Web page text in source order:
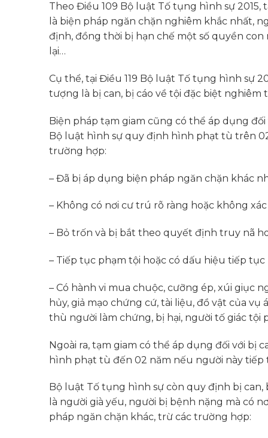
Theo Điều 109 Bộ luật Tố tụng hình sự
là biện pháp ngăn chặn nghiêm khắc nhất,
định, đồng thời bị hạn chế một số quyền
lại…
Cụ thể, tại Điều 119 Bộ luật Tố tụng hình sự
tượng là bị can, bị cáo về tội đặc biệt
Biện pháp tạm giam cũng có thể áp dụng
Bộ luật hình sự quy định hình phạt tù trên
trường hợp:
– Đã bị áp dụng biện pháp ngăn chặn khác
– Không có nơi cư trú rõ ràng hoặc không
– Bỏ trốn và bị bắt theo quyết định truy nã
– Tiếp tục phạm tội hoặc có dấu hiệu tiếp tục
– Có hành vi mua chuộc, cưỡng ép, xúi giục
hủy, giả mạo chứng cứ, tài liệu, đồ vật của
thù người làm chứng, bị hại, người tố giác
Ngoài ra, tạm giam có thể áp dụng đối với bị
hình phạt tù đến 02 năm nếu người này
Bộ luật Tố tụng hình sự còn quy định bị
là người già yếu, người bị bệnh nặng mà có
pháp ngăn chặn khác, trừ các trường hợp: